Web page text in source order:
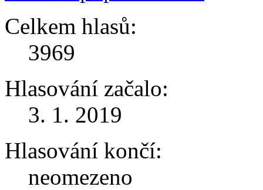
Celkem hlasů:
3969
Hlasování začalo:
3. 1. 2019
Hlasování končí:
neomezeno